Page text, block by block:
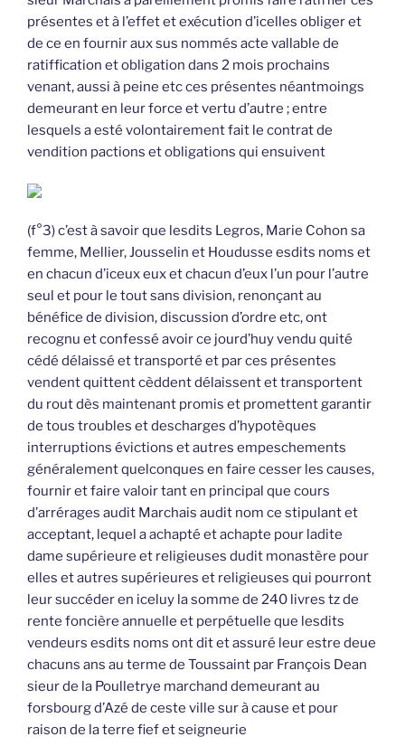
présentes et à l’effet et exécution d’icelles obliger et
de ce en fournir aux sus nommés acte vallable de
ratiffication et obligation dans 2 mois prochains
venant, aussi à peine etc ces présentes néantmoings
demeurant en leur force et vertu d’autre ; entre
lesquels a esté volontairement fait le contrat de
vendition pactions et obligations qui ensuivent
(f°3) c’est à savoir que lesdits Legros, Marie Cohon sa
femme, Mellier, Jousselin et Houdusse esdits noms et
en chacun d’iceux eux et chacun d’eux l’un pour l’autre
seul et pour le tout sans division, renonçant au
bénéfice de division, discussion d’ordre etc, ont
recognu et confessé avoir ce jourd’huy vendu quité
cédé délaissé et transporté et par ces présentes
vendent quittent cèddent délaissent et transportent
du rout dès maintenant promis et promettent garantir
de tous troubles et descharges d’hypotèques
interruptions évictions et autres empeschements
généralement quelconques en faire cesser les causes,
fournir et faire valoir tant en principal que cours
d’arrérages audit Marchais audit nom ce stipulant et
acceptant, lequel a achapté et achapte pour ladite
dame supérieure et religieuses dudit monastère pour
elles et autres supérieures et religieuses qui pourront
leur succéder en iceluy la somme de 240 livres tz de
rente foncière annuelle et perpétuelle que lesdits
vendeurs esdits noms ont dit et assuré leur estre deue
chacuns ans au terme de Toussaint par François Dean
sieur de la Poulletrye marchand demeurant au
forsbourg d’Azé de ceste ville sur à cause et pour
raison de la terre fief et seigneurie